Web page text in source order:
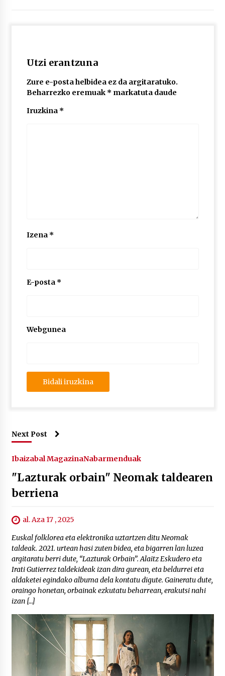
Utzi erantzuna
Zure e-posta helbidea ez da argitaratuko.
Beharrezko eremuak * markatuta daude
Iruzkina *
Izena *
E-posta *
Webgunea
Next Post
Ibaizabal MagazinaNabarmenduak
"Lazturak orbain" Neomak taldearen
berriena
al. Aza 17 , 2025
Euskal folklorea eta elektronika uztartzen ditu Neomak
taldeak. 2021. urtean hasi zuten bidea, eta bigarren lan luzea
argitaratu berri dute, “Lazturak Orbain”. Alaitz Eskudero eta
Irati Gutierrez taldekideak izan dira gurean, eta beldurrei eta
aldaketei egindako albuma dela kontatu digute. Gaineratu dute,
oraingo honetan, orbainak ezkutatu beharrean, erakutsi nahi
izan […]